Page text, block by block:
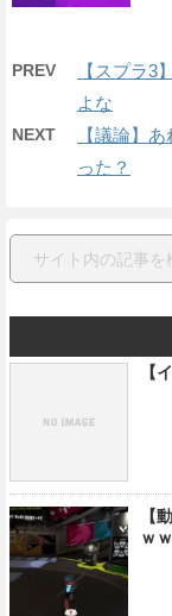
PREV
【スプラ3
よな
NEXT
【議論】
った？
【
【
ｗ